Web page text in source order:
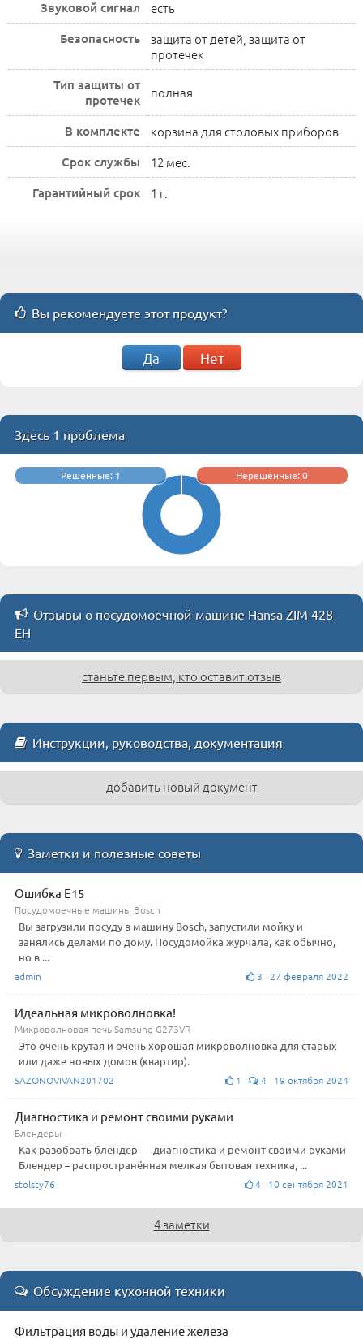
Звуковой сигнал есть
Безопасность
защита от детей, защита от
протечек
Тип защиты от
протечек
полная
В комплекте корзина для столовых приборов
Срок службы 12 мес.
Гарантийный срок 1 г.
Вы рекомендуете этот продукт?
Да Нет
Здесь 1 проблема
Решённые: 1 Нерешённые: 0
Отзывы о посудомоечной машине Hansa ZIM 428
EH
станьте первым, кто оставит отзыв
Инструкции, руководства, документация
добавить новый документ
Заметки и полезные советы
Ошибка E15
Посудомоечные машины Bosch
Вы загрузили посуду в машину Bosch, запустили мойку и
занялись делами по дому. Посудомойка журчала, как обычно,
но в ...
admin 3 27 февраля 2022
Идеальная микроволновка!
Микроволновая печь Samsung G273VR
Это очень крутая и очень хорошая микроволновка для старых
или даже новых домов (квартир).
SAZONOVIVAN201702 1 4 19 октября 2024
Диагностика и ремонт своими руками
Блендеры
Как разобрать блендер — диагностика и ремонт своими руками
Блендер – распространённая мелкая бытовая техника, ...
stolsty76 4 10 сентября 2021
4 заметки
Обсуждение кухонной техники
Фильтрация воды и удаление железа